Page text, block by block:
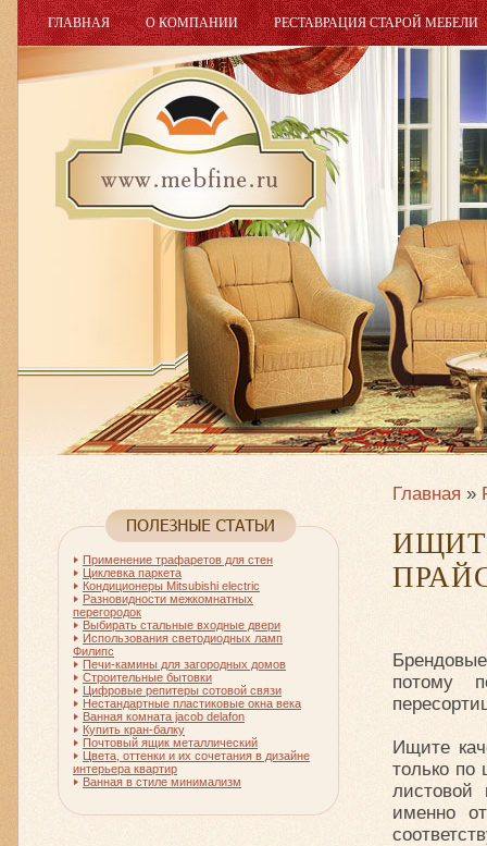
ГЛАВНАЯ О КОМПАНИИ РЕСТАВРАЦИЯ СТАРОЙ МЕБЕЛИ
Главная »
потому
Ищите
только по
именно
Применение трафаретов для стен
Циклевка паркета
Кондиционеры Mitsubishi electric
Разновидности межкомнатных
перегородок
Выбирать стальные входные двери
Использования светодиодных ламп
Филипс
Печи-камины для загородных домов
Строительные бытовки
Цифровые репитеры сотовой связи
Нестандартные пластиковые окна века
Ванная комната jacob delafon
Купить кран-балку
Почтовый ящик металлический
Цвета, оттенки и их сочетания в дизайне
интерьера квартир
Ванная в стиле минимализм